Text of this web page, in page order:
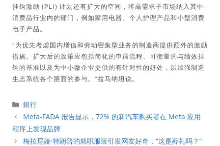
挂钩激励 (PLI) 计划还有扩大的空间，将高需求子市场纳入其中-
消费品行业内的部门，例如家用电器、个人护理产品和小型消费
电子产品。
“为优先考虑国内增值和劳动密集型业务的制造商提供额外的激励
措施。扩大后的政策应包括简化的申请流程、可衡量的与绩效挂
钩的基准以及为中小微企业提供的有针对性的好处，以加强制造
生态系统各个层面的参与。”拉马纳坦说。
分
類
銀行
Meta-FADA 报告显示，72% 的新汽车购买者在 Meta 应用
程序上发现品牌
梅拉尼娅·特朗普的就职服装引发网友好奇，“这是葬礼吗？”